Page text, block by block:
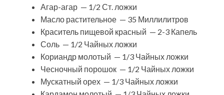
Агар-агар — 1/2 Ст. ложки
Масло растительное — 35 Миллилитров
Краситель пищевой красный — 2-3 Капель
Соль — 1/2 Чайных ложки
Кориандр молотый — 1/3 Чайных ложки
Чесночный порошок — 1/2 Чайных ложки
Мускатный орех — 1/3 Чайных ложки